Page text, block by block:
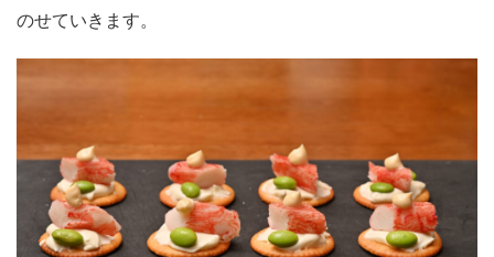
のせていきます。